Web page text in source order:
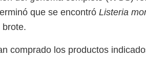
que se encontró Listeria
brote.
comprado los productos